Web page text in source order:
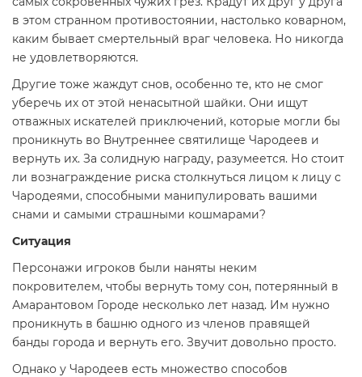
в этом странном противостоянии, настолько коварном,
каким бывает смертельный враг человека. Но никогда
не удовлетворяются.
Другие тоже жаждут снов, особенно те, кто не смог
уберечь их от этой ненасытной шайки. Они ищут
отважных искателей приключений, которые могли бы
проникнуть во Внутреннее святилище Чародеев и
вернуть их. За солидную награду, разумеется. Но стоит
ли вознаграждение риска столкнуться лицом к лицу с
Чародеями, способными манипулировать вашими
снами и самыми страшными кошмарами?
Ситуация
Персонажи игроков были наняты неким
покровителем, чтобы вернуть тому сон, потерянный в
Амарантовом Городе несколько лет назад. Им нужно
проникнуть в башню одного из членов правящей
банды города и вернуть его. Звучит довольно просто.
Однако у Чародеев есть множество способов